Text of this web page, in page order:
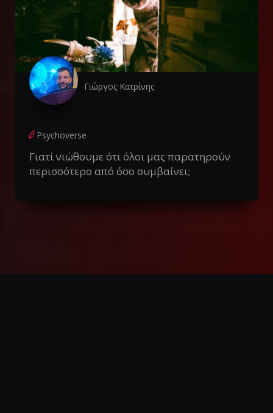
Γιώργος Κατρίνης
Psychoverse
Γιατί νιώθουμε ότι όλοι μας παρατηρούν
περισσότερο από όσο συμβαίνει;